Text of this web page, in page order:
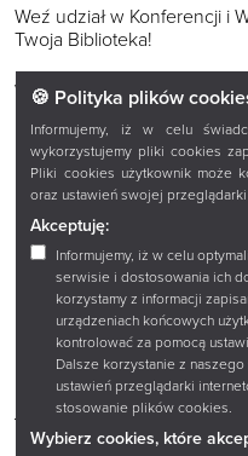
🍪 Polityka plików
Informujemy, iż w celu
wykorzystujemy pliki cookies
Pliki cookies użytkownik może
oraz ustawień swojej
Akceptuję:
Informujemy, iż w celu
serwisie i dostosowania ich
korzystamy z informacji
urządzeniach końcowych
kontrolować za pomocą
Dalsze korzystanie z
ustawień przeglądarki
stosowanie plików cookies.
Wybierz cookies, które
Weź udział w Konferencji i
Twoja Biblioteka!
Warsztaty – wybierz jeden
„Zanurz się w książce"
obcowania z
i narracyjne techniki z
„Lego w bibliotece"
się narzędziem
kompetencji
„Fanfiction, remiks i
elementy fanfiction,
literackich, by
Udział w Konferencji jest
telefoniczne(85 67 67 267)